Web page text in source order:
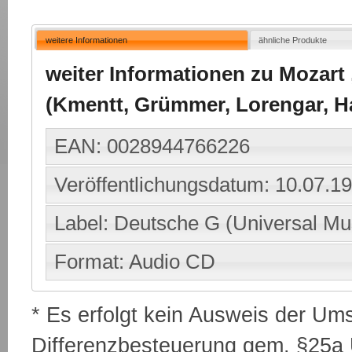
weitere Informationen ähnliche Produkte
weiter Informationen zu
(Kmentt, Grümmer, Lorengar,
EAN: 0028944766226
Veröffentlichungsdatum:
Label: Deutsche G (Universal
Format: Audio CD
* Es erfolgt kein Ausweis der
Differenzbesteuerung gem.